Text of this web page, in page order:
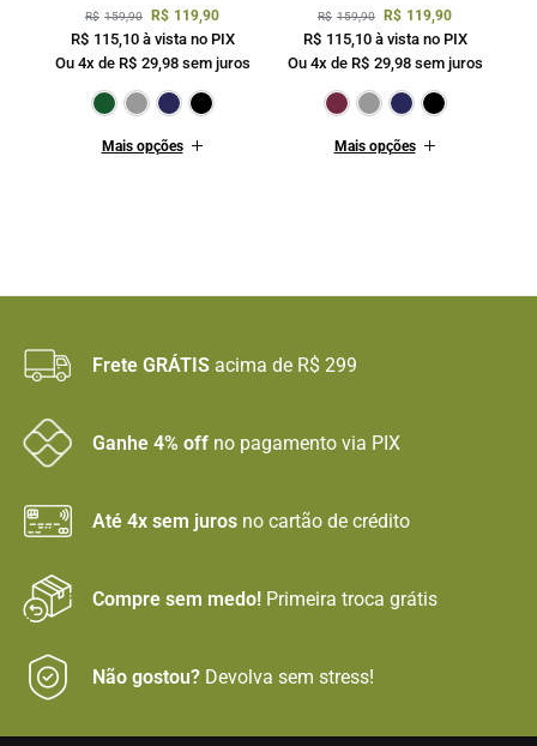
R$ 159,90 R$ 119,90
R$ 115,10 à vista no PIX
Ou 4x de R$ 29,98 sem juros
Verde EscuroMarinhoPreto
Mais opções
R$ 159,90 R$ 119,90
R$ 115,10 à vista no PIX
Ou 4x de R$ 29,98 sem juros
Bordô
Mais opções
Frete GRÁTIS acima de R$ 299
Ganhe 4% off no pagamento via PIX
Até 4x sem juros no cartão de crédito
Compre sem medo! Primeira troca grátis
Não gostou? Devolva sem stress!